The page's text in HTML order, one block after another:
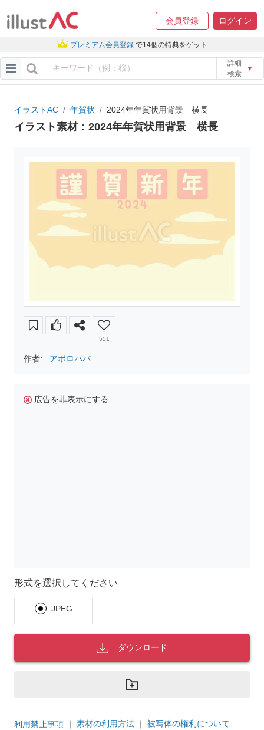
会員登録 ログイン
プレミアム会員登録 で14個の特典をゲット
詳細
検索
▼
イラストAC 年賀状 2024年年賀状用背景 横長
イラスト素材：2024年年賀状用背景 横長
551
作者: アポロパパ
広告を非表示にする
形式を選択してください
JPEG
ダウンロード
利用禁止事項 ｜ 素材の利用方法 ｜ 被写体の権利について